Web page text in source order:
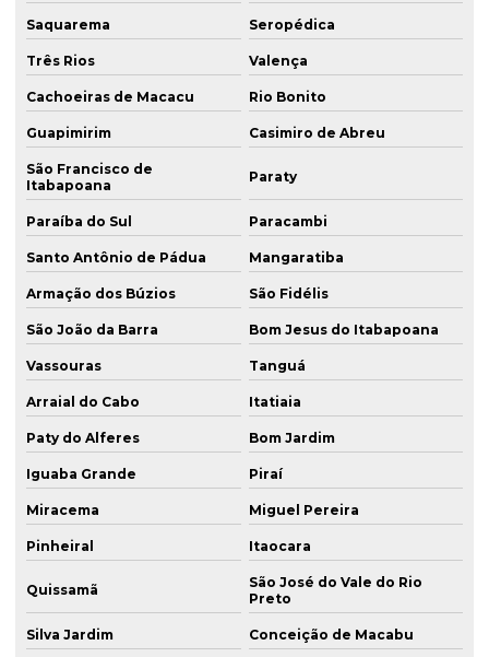
Saquarema Seropédica
Três Rios Valença
Cachoeiras de Macacu Rio Bonito
Guapimirim Casimiro de Abreu
São Francisco de
Itabapoana
Paraty
Paraíba do Sul Paracambi
Santo Antônio de Pádua Mangaratiba
Armação dos Búzios São Fidélis
São João da Barra Bom Jesus do Itabapoana
Vassouras Tanguá
Arraial do Cabo Itatiaia
Paty do Alferes Bom Jardim
Iguaba Grande Piraí
Miracema Miguel Pereira
Pinheiral Itaocara
Quissamã
São José do Vale do Rio
Preto
Silva Jardim Conceição de Macabu